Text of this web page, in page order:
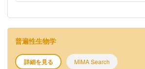
organism is a complex system consisting
Wakamoto. This part of the course
molecular networks. We will discuss how
such as memory, adaptation, and
普遍性生物学
詳細を見る MIMA Search